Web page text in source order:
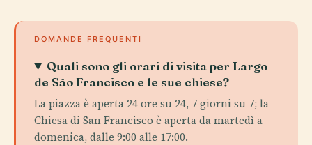
DOMANDE FREQUENTI
Quali sono gli orari di visita per Largo
de São Francisco e le sue chiese?
La piazza è aperta 24 ore su 24, 7 giorni su 7; la
Chiesa di San Francisco è aperta da martedì a
domenica, dalle 9:00 alle 17:00.